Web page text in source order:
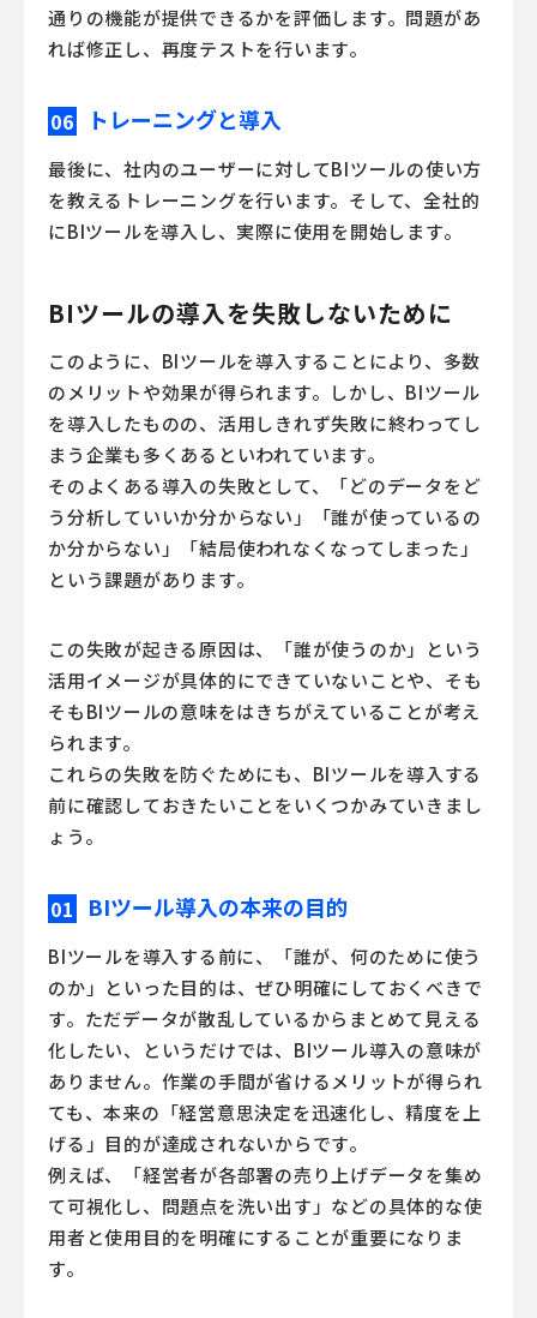
通りの機能が提供できるかを評価します。問題があ
れば修正し、再度テストを行います。
06 トレーニングと導入
最後に、社内のユーザーに対してBIツールの使い方
を教えるトレーニングを行います。そして、全社的
にBIツールを導入し、実際に使用を開始します。
BIツールの導入を失敗しないために
このように、 BIツールを導入することにより、多数
のメリットや効果が得られます。しかし、 BIツール
を導入したものの、活用しきれず失敗に終わってし
まう企業も多くあるといわれています。
そのよくある導入の失敗として、「どのデータをど
う分析していいか分からない」「誰が使っているの
か分からない」「結局使われなくなってしまった」
という課題があります。
この失敗が起きる原因は、「誰が使うのか」という
活用イメージが具体的にできていないことや、そも
そもBIツールの意味をはきちがえていることが考え
られます。
これらの失敗を防ぐためにも、 BIツールを導入する
前に確認しておきたいことをいくつかみていきまし
ょう。
01 BIツール導入の本来の目的
BIツールを導入する前に、「誰が、何のために使う
のか」といった目的は、ぜひ明確にしておくべきで
す。ただデータが散乱しているからまとめて見える
化したい、というだけでは、 BIツール導入の意味が
ありません。作業の手間が省けるメリットが得られ
ても、本来の「経営意思決定を迅速化し、精度を上
げる」目的が達成されないからです。
例えば、「経営者が各部署の売り上げデータを集め
て可視化し、問題点を洗い出す」などの具体的な使
用者と使用目的を明確にすることが重要になりま
す。